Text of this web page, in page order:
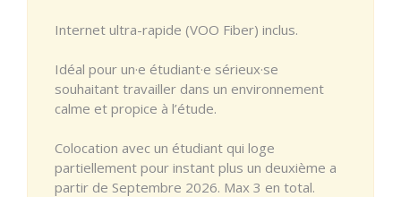
Internet ultra-rapide (VOO Fiber) inclus.
Idéal pour un·e étudiant·e sérieux·se
souhaitant travailler dans un environnement
calme et propice à l’étude.
Colocation avec un étudiant qui loge
partiellement pour instant plus un deuxième a
partir de Septembre 2026. Max 3 en total.